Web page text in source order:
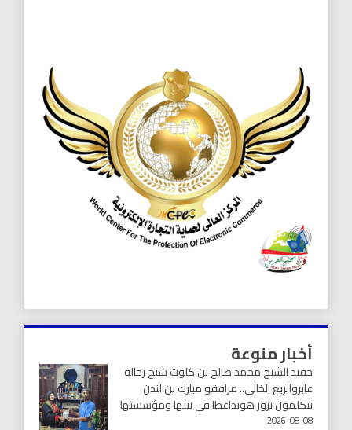
أخبار منوعة
حفيد الشيخ محمد صالح بن كلوت شيخ رحالة
عابروالربع الخالى.. مرافقو مبارك بن لندن
يتكلمون يزور هويداعطا في بيتها ومؤسستها
2026-08-08